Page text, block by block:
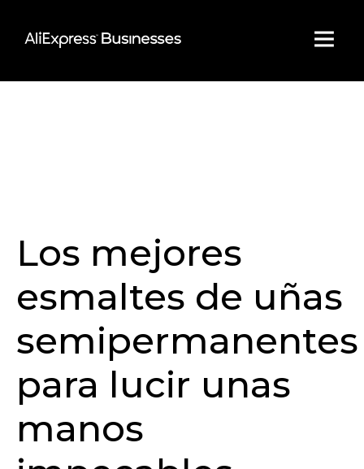
content
Los mejores
esmaltes de uñas
semipermanentes
para lucir unas
manos